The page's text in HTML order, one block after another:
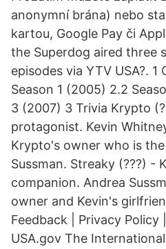
anonymní brána) nebo
kartou, Google Pay či
the Superdog aired three
episodes via YTV USA?. 1
Season 1 (2005) 2.2
3 (2007) 3 Trivia Krypto
protagonist. Kevin
Krypto's owner who is the
Sussman. Streaky (???) -
companion. Andrea
owner and Kevin's
Feedback | Privacy Policy
USA.gov The